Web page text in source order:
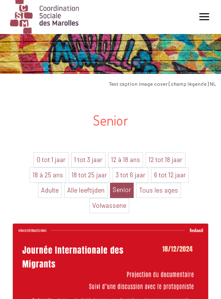
Main Navigation
Test caption image cover [champ légende] NL
Senior
0 tot 1 jaar 1 tot 3 jaar 12 à 18 ans
12 tot 18 jaar
18 à 25 ans
18 tot 25 jaar 3 tot 6 jaar
6 tot 12 jaar
Adulte
Alle leeftijden Senior
Tous les ages
Volwassene